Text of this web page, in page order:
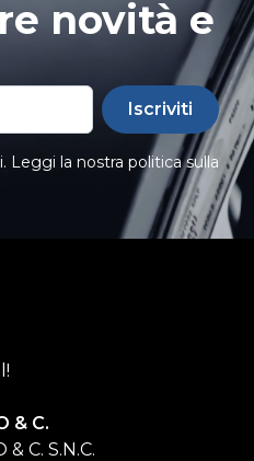
novità e
Iscriviti
Leggi la nostra politica sulla
& C.
C. S.N.C.